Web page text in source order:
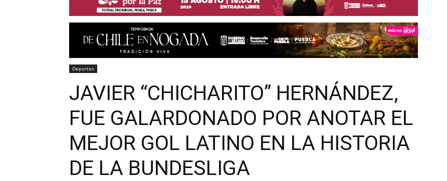
Deportes
JAVIER “CHICHARITO” HERNÁNDEZ,
FUE GALARDONADO POR ANOTAR EL
MEJOR GOL LATINO EN LA HISTORIA
DE LA BUNDESLIGA